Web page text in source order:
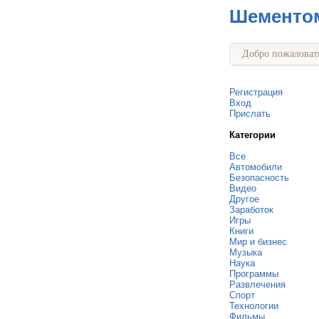
Добро
Регистрация
Вход
Прислать
Категории
Все
Автомобили
Безопасность
Видео
Другое
Заработок
Игры
Книги
Мир и бизнес
Музыка
Наука
Программы
Развлечения
Спорт
Технологии
Фильмы